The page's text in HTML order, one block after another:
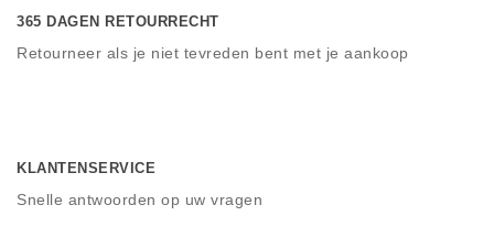
365 DAGEN RETOURRECHT
Retourneer als je niet tevreden bent met je aankoop
KLANTENSERVICE
Snelle antwoorden op uw vragen